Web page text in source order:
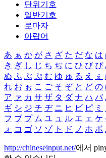
단위기호
일반기호
로마자
아랍어
あ ぁ か が さ ざ た だ な は
き ぎ し じ ち ぢ に ひ び ぴ
ぬ ふ ぶ ぷ む ゆ ゅ る え ぇ
れ お ぉ こ ご そ ぞ と ど の
ア ァ カ サ ザ タ ダ ナ ハ バ
ギ シ ジ チ ヂ ニ ヒ ビ ピ ミ
フ ブ プ ム ユ ュ ル エ ェ ケ
ォ コ ゴ ソ ゾ ト ド ノ ホ ボ
http://chineseinput.net/에서